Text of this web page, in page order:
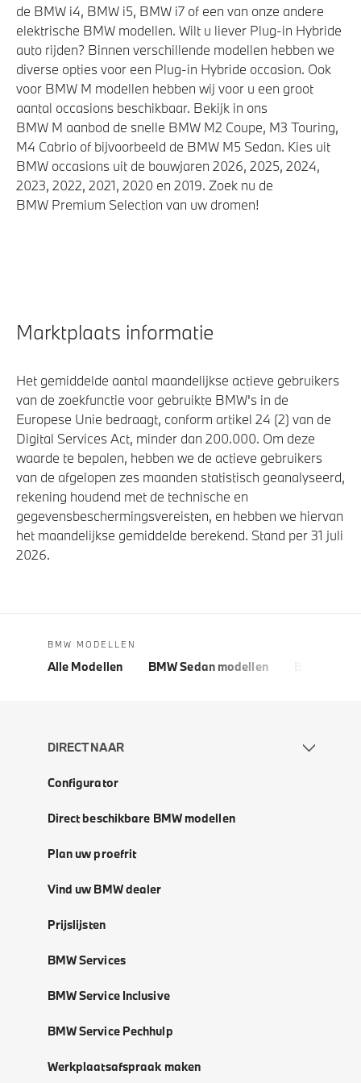
de BMW i4, BMW i5, BMW i7 of een van onze andere
elektrische BMW modellen. Wilt u liever Plug-in Hybride
auto rijden? Binnen verschillende modellen hebben we
diverse opties voor een Plug-in Hybride occasion. Ook
voor BMW M modellen hebben wij voor u een groot
aantal occasions beschikbaar. Bekijk in ons
BMW M aanbod de snelle BMW M2 Coupe, M3 Touring,
M4 Cabrio of bijvoorbeeld de BMW M5 Sedan. Kies uit
BMW occasions uit de bouwjaren 2026, 2025, 2024,
2023, 2022, 2021, 2020 en 2019. Zoek nu de
BMW Premium Selection van uw dromen!
Marktplaats informatie
Het gemiddelde aantal maandelijkse actieve gebruikers
van de zoekfunctie voor gebruikte BMW's in de
Europese Unie bedraagt, conform artikel 24 (2) van de
Digital Services Act, minder dan 200.000. Om deze
waarde te bepalen, hebben we de actieve gebruikers
van de afgelopen zes maanden statistisch geanalyseerd,
rekening houdend met de technische en
gegevensbeschermingsvereisten, en hebben we hiervan
het maandelijkse gemiddelde berekend. Stand per 31 juli
2026.
BMW MODELLEN
Alle Modellen BMW Sedan modellen
DIRECT NAAR
Configurator
Direct beschikbare BMW modellen
Plan uw proefrit
Vind uw BMW dealer
Prijslijsten
BMW Services
BMW Service Inclusive
BMW Service Pechhulp
Werkplaatsafspraak maken